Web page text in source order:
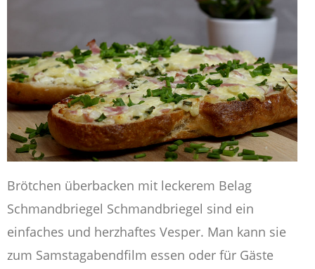
Brotbacken für Einsteiger
Videos
Kochen mit Brot
Über uns
Brötchen überbacken mit leckerem Belag
Schmandbriegel Schmandbriegel sind ein
einfaches und herzhaftes Vesper. Man kann sie
zum Samstagabendfilm essen oder für Gäste